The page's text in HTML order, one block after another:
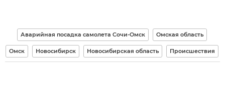
Аварийная посадка самолета Сочи-Омск Омская область
Омск Новосибирск Новосибирская область Происшествия